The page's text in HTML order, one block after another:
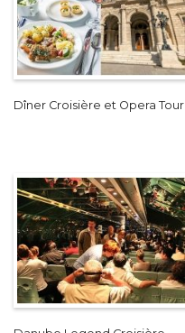
Dîner Croisière et Opera Tour